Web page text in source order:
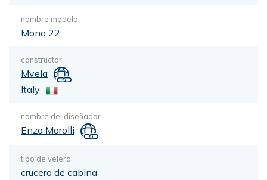
nombre modelo
Mono 22
constructor
Mvela
Italy
nombre del diseñador
Enzo Marolli
tipo de velero
crucero de cabina